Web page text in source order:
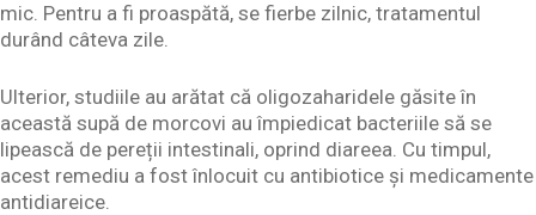
mic. Pentru a fi proaspătă, se fierbe zilnic, tratamentul
durând câteva zile.
Ulterior, studiile au arătat că oligozaharidele găsite în
această supă de morcovi au împiedicat bacteriile să se
lipească de pereții intestinali, oprind diareea. Cu timpul,
acest remediu a fost înlocuit cu antibiotice și medicamente
antidiareice.